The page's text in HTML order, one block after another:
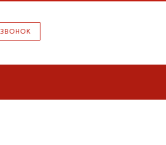
ЗВОНОК